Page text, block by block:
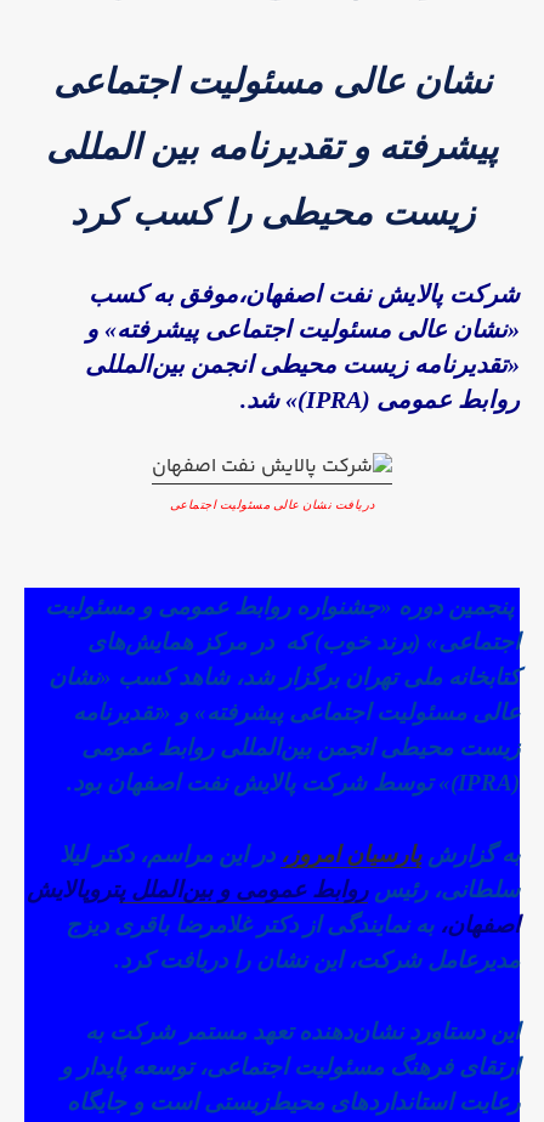
نشان عالی مسئولیت اجتماعی
پیشرفته و تقدیرنامه بین المللی
زیست محیطی را کسب کرد
شرکت پالایش نفت اصفهان،موفق به کسب
«نشان عالی مسئولیت اجتماعی پیشرفته» و
«تقدیرنامه زیست محیطی انجمن بین‌المللی
روابط عمومی (IPRA)» شد.
دریافت نشان عالی مسئولیت اجتماعی
پنجمین دوره «جشنواره روابط عمومی و مسئولیت
اجتماعی» (برند خوب) که در مرکز همایش‌های
کتابخانه ملی تهران برگزار شد، شاهد کسب «نشان
عالی مسئولیت اجتماعی پیشرفته» و «تقدیرنامه
زیست محیطی انجمن بین‌المللی روابط عمومی
(IPRA)» توسط
شرکت پالایش نفت اصفهان بود.
به گزارشپارسیان امروز، در این مراسم، دکتر لیلا
سلطانی، رئیسروابط عمومی و بین‌الملل پتروپالایش
اصفهان، به نمایندگی از دکتر غلامرضا باقری دیزج
مدیرعامل شرکت، این نشان را دریافت کرد.
این دستاورد نشان‌دهنده تعهد مستمر شرکت به
ارتقای فرهنگ مسئولیت اجتماعی، توسعه پایدار و
رعایت استانداردهای محیط‌زیستی است و جایگاه